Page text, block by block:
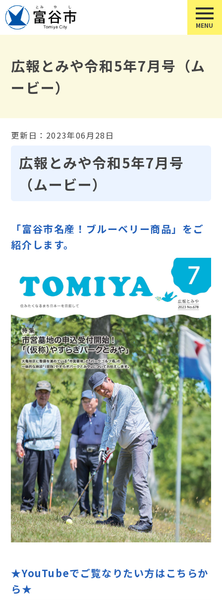
広報とみや令和5年7月号（ム
ービー）
更新日：2023年06月28日
広報とみや令和5年7月号
（ムービー）
「富谷市名産！ブルーベリー商品」をご
紹介します。
★YouTubeでご覧なりたい方はこちらか
ら★